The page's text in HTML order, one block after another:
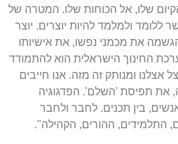
שלו, אל הכוחות שלו. המטרה של
ללומד ולמלמד להיות יוצרים. יוצר
את מכמני נפשו, את אישיותו
החינוך הישראלית הוא להתמודד
אצלנו ומנותק זה מזה. אנו חייבים
את תפיסת 'השלם'. הפדגוגיה
בין תכנים. לחבר ולחבר
התלמידים, ההורים, הקהילה".